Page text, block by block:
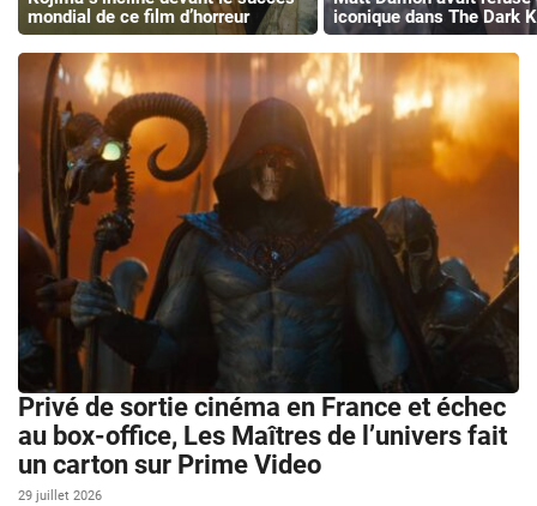
mondial de ce film d’horreur
iconique dans The Dark
Privé de sortie cinéma en France et échec
au box-office, Les Maîtres de l’univers fait
un carton sur Prime Video
29 juillet 2026